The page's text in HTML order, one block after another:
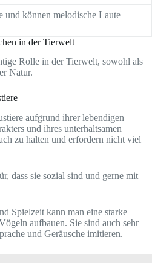
und können melodische Laute
in der Tierwelt
Rolle in der Tierwelt, sowohl als
Natur.
aufgrund ihrer lebendigen
und ihres unterhaltsamen
zu halten und erfordern nicht viel
dass sie sozial sind und gerne mit
Spielzeit kann man eine starke
aufbauen. Sie sind auch sehr
und Geräusche imitieren.